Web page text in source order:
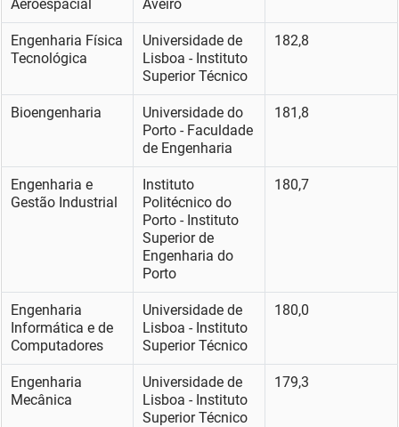
Aeroespacial
Aveiro
Engenharia Física
Tecnológica
Universidade de
Lisboa - Instituto
Superior Técnico
182,8
Bioengenharia
Universidade do
Porto - Faculdade
de Engenharia
181,8
Engenharia e
Gestão Industrial
Instituto
Politécnico do
Porto - Instituto
Superior de
Engenharia do
Porto
180,7
Engenharia
Informática e de
Computadores
Universidade de
Lisboa - Instituto
Superior Técnico
180,0
Engenharia
Mecânica
Universidade de
Lisboa - Instituto
Superior Técnico
179,3